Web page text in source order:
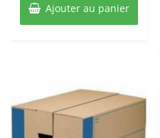
Ajouter au panier